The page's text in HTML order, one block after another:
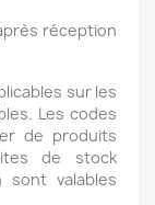
réception
sur les
Les codes
de produits
de stock
sont valables